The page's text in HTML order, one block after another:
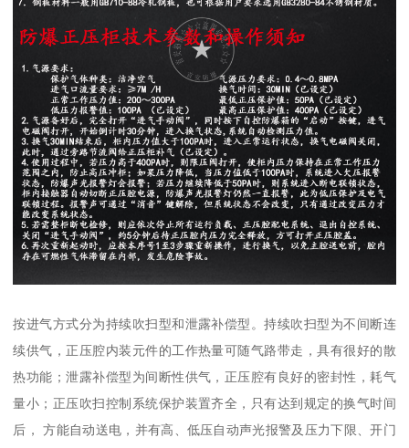
按进气方式分为持续吹扫型和泄露补偿型。持续吹扫型为不间断连
续供气，正压腔内装元件的工作热量可随气路带走，具有很好的散
热功能；泄露补偿型为间断性供气，正压腔有良好的密封性，耗气
量小；正压吹扫控制系统保护装置齐全，只有达到规定的换气时间
后， 方能自动送电，并有高、低压自动声光报警及压力下限、开门